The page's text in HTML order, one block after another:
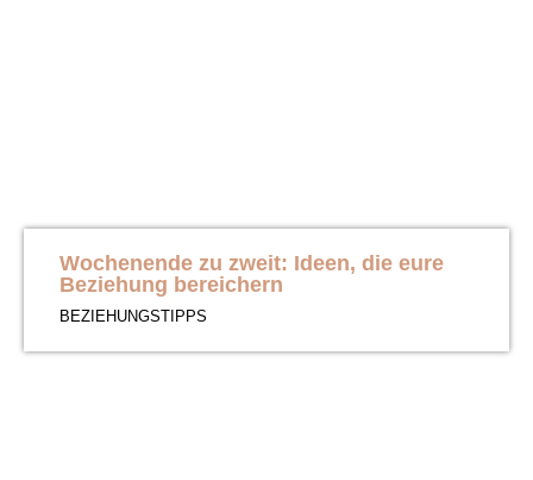
Wochenende zu zweit: Ideen, die eure
Beziehung bereichern
BEZIEHUNGSTIPPS